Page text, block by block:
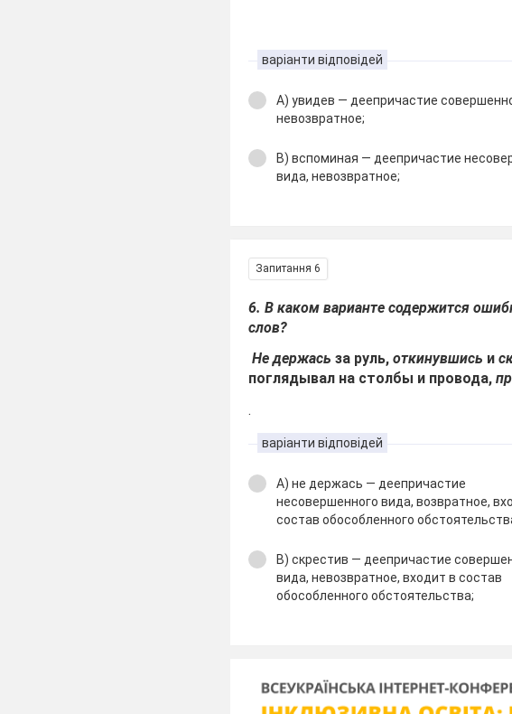
варіанти відповідей
А) увидев — деепричастие
невозвратное;
В) вспоминая — деепричастие
вида, невозвратное;
Запитання 6
6. В каком варианте содержится
слов?
Не держасьза руль,откинувшись и
поглядывал на столбы и провода,
.
варіанти відповідей
А) не держась — деепричастие
несовершенного вида, возвратное,
состав обособленного
В) скрестив — деепричастие
вида, невозвратное, входит в состав
обособленного обстоятельства;